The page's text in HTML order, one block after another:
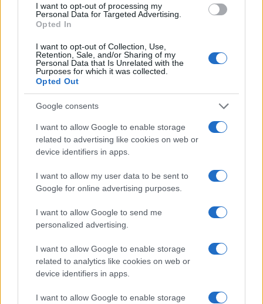
I want to opt-out of processing my
Personal Data for Targeted Advertising.
Opted In
I want to opt-out of Collection, Use,
Retention, Sale, and/or Sharing of my
Personal Data that Is Unrelated with the
Purposes for which it was collected.
Opted Out
Google consents
I want to allow Google to enable storage
related to advertising like cookies on web or
device identifiers in apps.
I want to allow my user data to be sent to
Google for online advertising purposes.
I want to allow Google to send me
personalized advertising.
I want to allow Google to enable storage
related to analytics like cookies on web or
device identifiers in apps.
I want to allow Google to enable storage
Corte dei conti, la riforma a
metà: si poteva fare di più
Chi firma non deve avere paura, chi paga le tasse
nemmeno. La magistratura contabile non deve
solo punire, ma aiutare la buona
amministrazione
Luigi Bisignani